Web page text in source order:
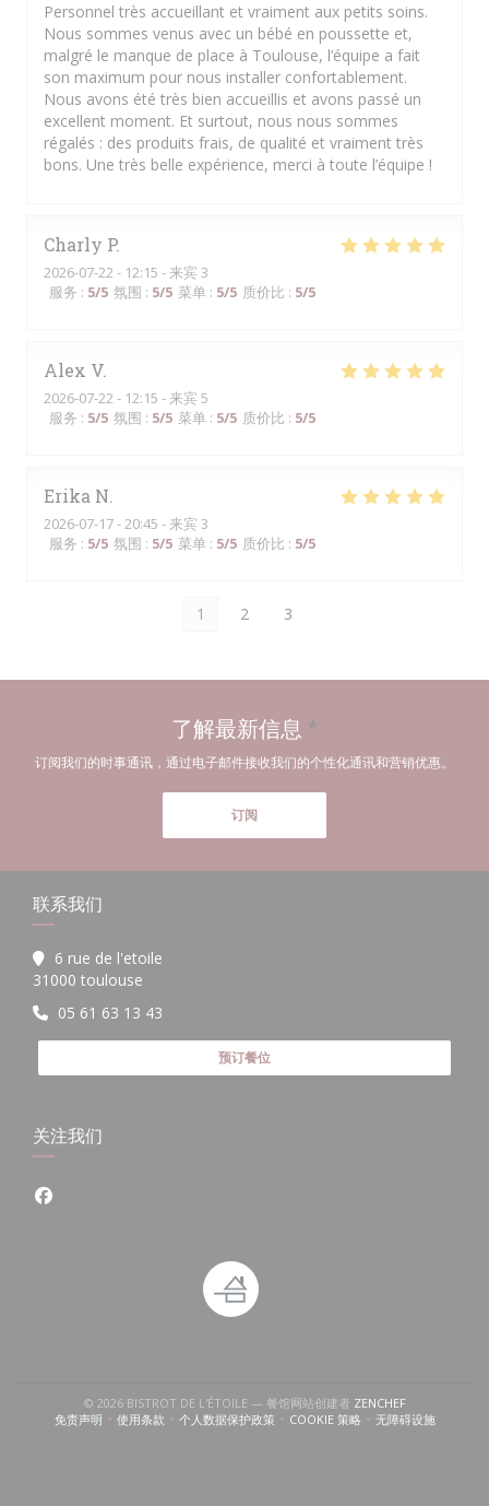
Personnel très accueillant et vraiment aux petits soins.
Nous sommes venus avec un bébé en poussette et,
malgré le manque de place à Toulouse, l’équipe a fait
son maximum pour nous installer confortablement.
Nous avons été très bien accueillis et avons passé un
excellent moment. Et surtout, nous nous sommes
régalés : des produits frais, de qualité et vraiment très
bons. Une très belle expérience, merci à toute l’équipe !
Charly P
2026-07-22 - 12:15 - 来宾 3
服务 : 5/5 氛围 : 5/5 菜单 : 5/5 质价比 : 5/5
Alex V
2026-07-22 - 12:15 - 来宾 5
服务 : 5/5 氛围 : 5/5 菜单 : 5/5 质价比 : 5/5
Erika N
2026-07-17- 20:45 - 来宾 3
服务 : 5/5 氛围 : 5/5 菜单 : 5/5 质价比 : 5/5
1 2 3
了解最新信息 *
订阅我们的时事通讯，通过电子邮件接收我们的个性化通讯和营销优惠。
订阅
联系我们
6 rue de l'etoile
31000 toulouse
05 61 63 13 43
预订餐位
关注我们
Facebook ((在新窗口中打开))
© 2026 BISTROT DE L'ÉTOILE — 餐馆网站创建者 ZENCHEF((在新窗口中打
免责声明((在新窗口中打开))
使用条款((在新窗口中打开))
个人数据保护政策((在新窗口中打开))
COOKIE 策略((在新窗口中打开))
无障碍设施
((在新窗口中打